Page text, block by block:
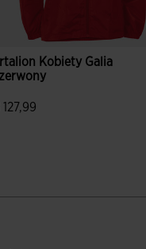
Kobiety Galia
127,99